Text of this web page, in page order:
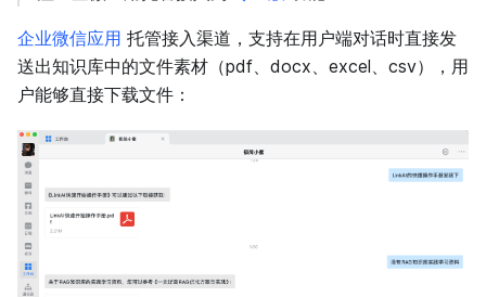
企业微信应用 托管接入渠道，支持在用户端对话时直接发
送出知识库中的文件素材（pdf、docx、excel、csv），用
户能够直接下载文件：